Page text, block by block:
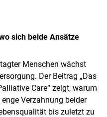
sich beide Ansätze
Menschen wächst
Der Beitrag „Das
Care“ zeigt, warum
Verzahnung beider
bis zuletzt zu